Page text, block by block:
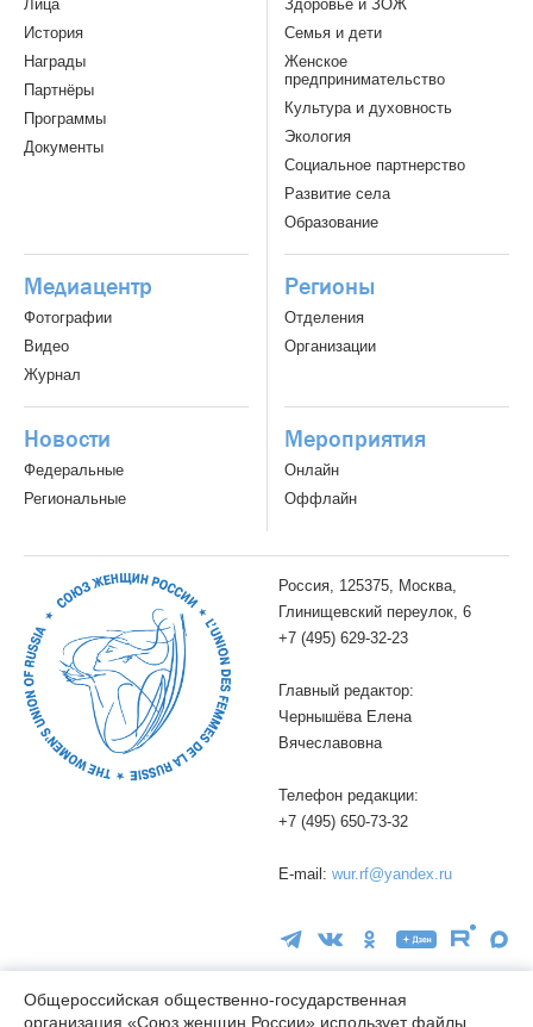
Лица
История
Награды
Партнёры
Программы
Документы
Здоровье и ЗОЖ
Семья и дети
Женское
предпринимательство
Культура и духовность
Экология
Социальное партнерство
Развитие села
Образование
Медиацентр
Фотографии
Видео
Журнал
Регионы
Отделения
Организации
Новости
Федеральные
Региональные
Мероприятия
Онлайн
Оффлайн
Россия, 125375, Москва,
Глинищевский переулок, 6
+7 (495) 629-32-23
Главный редактор:
Чернышёва Елена
Вячеславовна
Телефон редакции:
+7 (495) 650-73-32
E-mail: wur.rf@yandex.ru
Общероссийская общественно-государственная
организация «Союз женщин России» использует файлы